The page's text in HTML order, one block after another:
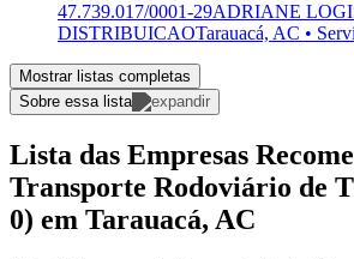
47.739.017/0001-29ADRIANE
DISTRIBUICAOTarauacá, AC •
Mostrar listas completas
Sobre essa lista
Lista das Empresas
Transporte Rodoviário de
0) em Tarauacá, AC